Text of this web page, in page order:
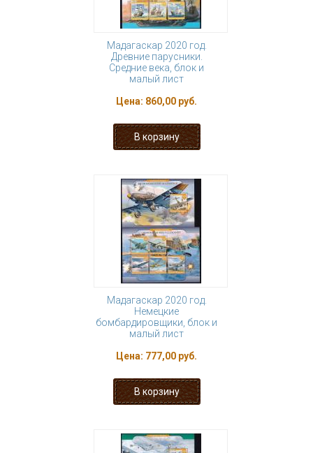
Мадагаскар 2020 год.
Древние парусники.
Средние века, блок и
малый лист
Цена: 860,00 руб.
Мадагаскар 2020 год.
Немецкие
бомбардировщики, блок и
малый лист
Цена: 777,00 руб.